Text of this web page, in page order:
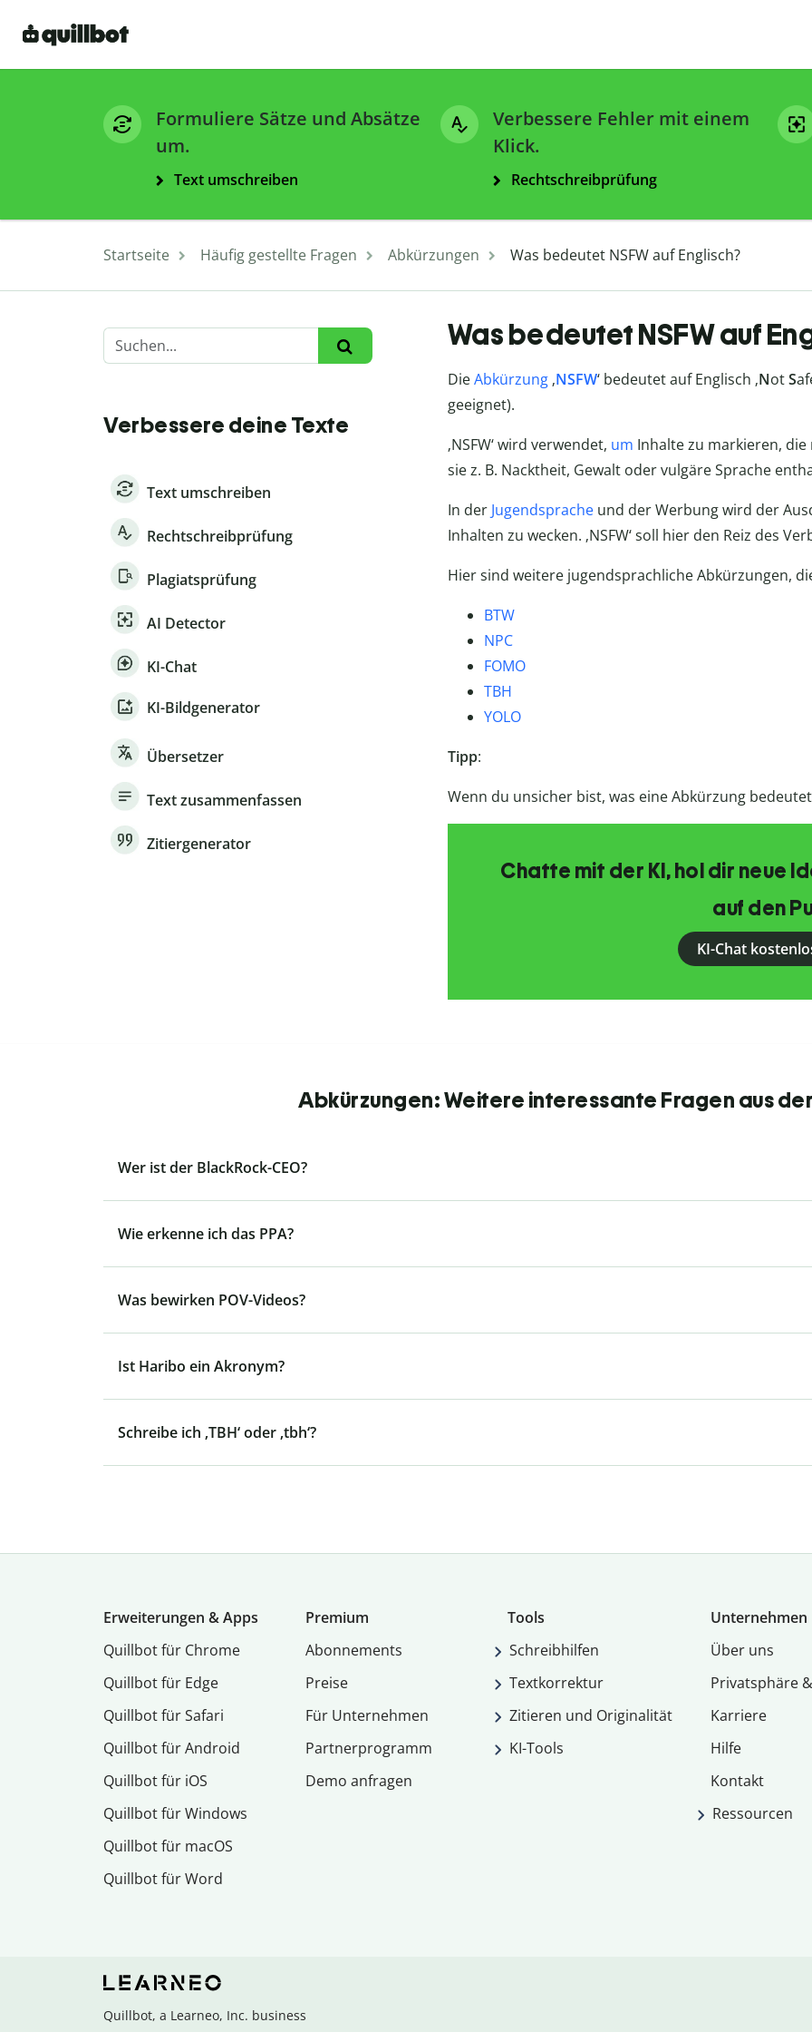
Formuliere Sätze und Absätze
um.
Text umschreiben
Verbessere Fehler mit einem
Klick.
Rechtschreibprüfung
Startseite Häufig gestellte Fragen Abkürzungen Was bedeutet NSFW auf Englisch?
Verbessere deine Texte
Text umschreiben
Rechtschreibprüfung
Plagiatsprüfung
AI Detector
KI-Chat
KI-Bildgenerator
Übersetzer
Text zusammenfassen
Zitiergenerator
Was bedeutet NSFW auf
DieAbkürzung‚NSFW‘ bedeutet auf Englisch ‚NotS
geeignet).
‚NSFW‘ wird verwendet, um Inhalte zu markieren,
sie z. B. Nacktheit, Gewalt oder vulgäre Sprache
In der Jugendspracheund der Werbung wird der
Inhalten zu wecken. ‚NSFW‘ soll hier den Reiz des
Hier sind weitere jugendsprachliche Abkürzungen,
BTW
NPC
FOMO
TBH
YOLO
Tipp:
Wenn du unsicher bist, was eine Abkürzung
Chatte mit der KI, hol dir neue
auf den
KI-Chat
Abkürzungen: Weitere interessante Fragen aus
Wer ist der BlackRock-CEO?
Wie erkenne ich das PPA?
Was bewirken POV-Videos?
Ist Haribo ein Akronym?
Schreibe ich ‚TBH‘ oder ‚tbh‘?
Erweiterungen & Apps
Quillbot für Chrome
Quillbot für Edge
Quillbot für Safari
Quillbot für Android
Quillbot für iOS
Quillbot für Windows
Quillbot für macOS
Quillbot für Word
Premium
Abon­ne­ments
Preise
Für Unternehmen
Partnerprogramm
Demo anfragen
Tools
Schreibhilfen
Textkorrektur
Zitieren und Originalität
KI-Tools
Unternehmen
Über uns
Privatsphäre
Karriere
Hilfe
Kontakt
Ressourcen
Quillbot, a Learneo, Inc. business